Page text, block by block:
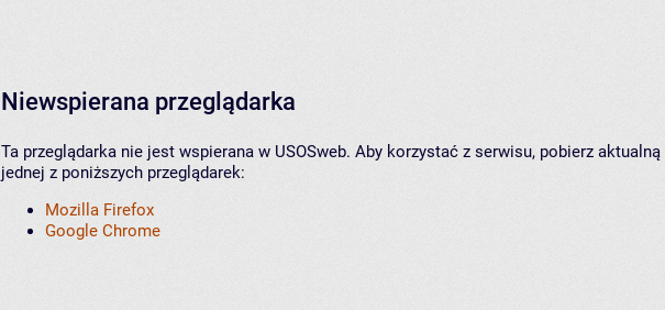
Niewspierana przeglądarka
Ta przeglądarka nie jest wspierana w USOSweb. Aby korzystać z serwisu, pobierz
jednej z poniższych przeglądarek:
Mozilla Firefox
Google Chrome